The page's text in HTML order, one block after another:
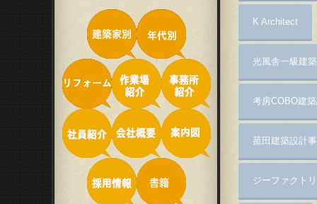
K Architect
光風舎一級建
考房COBO建
菰田建築設計
ジーファクト